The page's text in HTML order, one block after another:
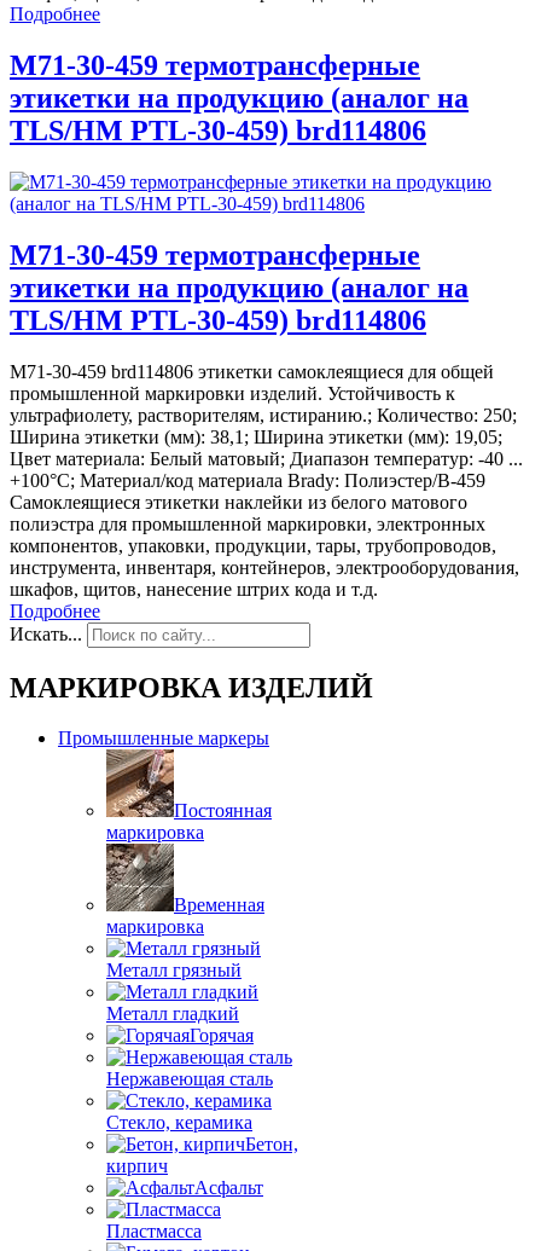
Подробнее
M71-30-459 термотрансферные
этикетки на продукцию (аналог на
TLS/HM PTL-30-459) brd114806
M71-30-459 термотрансферные
этикетки на продукцию (аналог на
TLS/HM PTL-30-459) brd114806
M71-30-459 brd114806 этикетки самоклеящиеся для общей
промышленной маркировки изделий. Устойчивость к
ультрафиолету, растворителям, истиранию.; Количество: 250;
Ширина этикетки (мм): 38,1; Ширина этикетки (мм): 19,05;
Цвет материала: Белый матовый; Диапазон температур: -40 ...
+100°С; Материал/код материала Brady: Полиэстер/В-459
Самоклеящиеся этикетки наклейки из белого матового
полиэстра для промышленной маркировки, электронных
компонентов, упаковки, продукции, тары, трубопроводов,
инструмента, инвентаря, контейнеров, электрооборудования,
шкафов, щитов, нанесение штрих кода и т.д.
Подробнее
Искать...
МАРКИРОВКА ИЗДЕЛИЙ
Промышленные маркеры
Постоянная
маркировка
Временная
маркировка
Металл грязный
Металл гладкий
Горячая
Нержавеющая сталь
Стекло, керамика
Бетон,
кирпич
Асфальт
Пластмасса